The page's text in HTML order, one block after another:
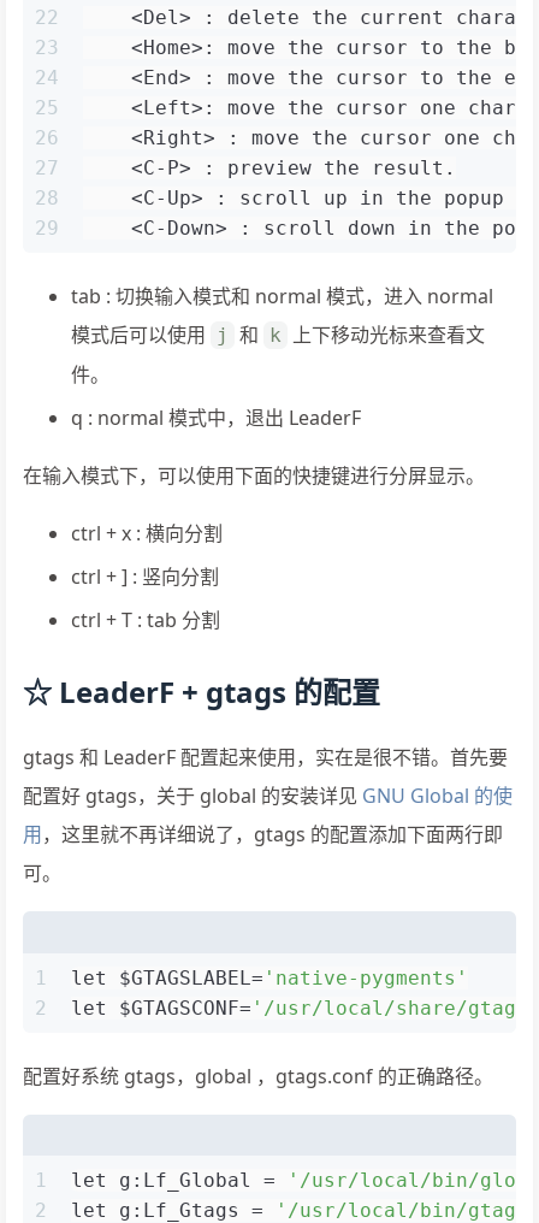
22
23
24
25
26
27
28
29
<Del> : delete the current
<Home>: move the cursor to the
<End> : move the cursor to the
<Left>: move the cursor one
<Right> : move the cursor one
    <C-P> : preview the result.
<C-Up> : scroll up in the popup
<C-Down> : scroll down in the
tab : 切换输入模式和 normal 模式，进入 normal
模式后可以使用
j 和 k 上下移动光标来查看文
件。
q : normal 模式中，退出 LeaderF
在输入模式下，可以使用下面的快捷键进行分屏显示。
ctrl + x : 横向分割
ctrl + ] : 竖向分割
ctrl + T : tab 分割
☆ LeaderF + gtags 的配置
gtags 和 LeaderF 配置起来使用，实在是很不错。首先要
配置好 gtags，关于 global 的安装详见 GNU Global 的使
用，这里就不再详细说了，gtags 的配置添加下面两行即
可。
1
2
let $GTAGSLABEL= 'native-pygments'
let $GTAGSCONF= '/usr/local/share/
配置好系统 gtags，global ，gtags.conf 的正确路径。
1
2
let g:Lf_Global =
'/usr/local/bin/
let g:Lf_Gtags =
'/usr/local/bin/gtags'